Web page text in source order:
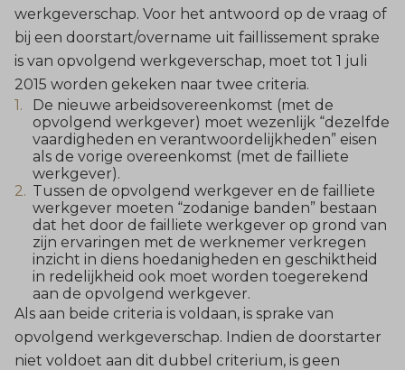
werkgeverschap. Voor het antwoord op de vraag of
bij een doorstart/overname uit faillissement sprake
is van opvolgend werkgeverschap, moet tot 1 juli
2015 worden gekeken naar twee criteria.
De nieuwe arbeidsovereenkomst (met de
opvolgend werkgever) moet wezenlijk “dezelfde
vaardigheden en verantwoordelijkheden” eisen
als de vorige overeenkomst (met de failliete
werkgever).
Tussen de opvolgend werkgever en de failliete
werkgever moeten “zodanige banden” bestaan
dat het door de failliete werkgever op grond van
zijn ervaringen met de werknemer verkregen
inzicht in diens hoedanigheden en geschiktheid
in redelijkheid ook moet worden toegerekend
aan de opvolgend werkgever.
Als aan beide criteria is voldaan, is sprake van
opvolgend werkgeverschap. Indien de doorstarter
niet voldoet aan dit dubbel criterium, is geen